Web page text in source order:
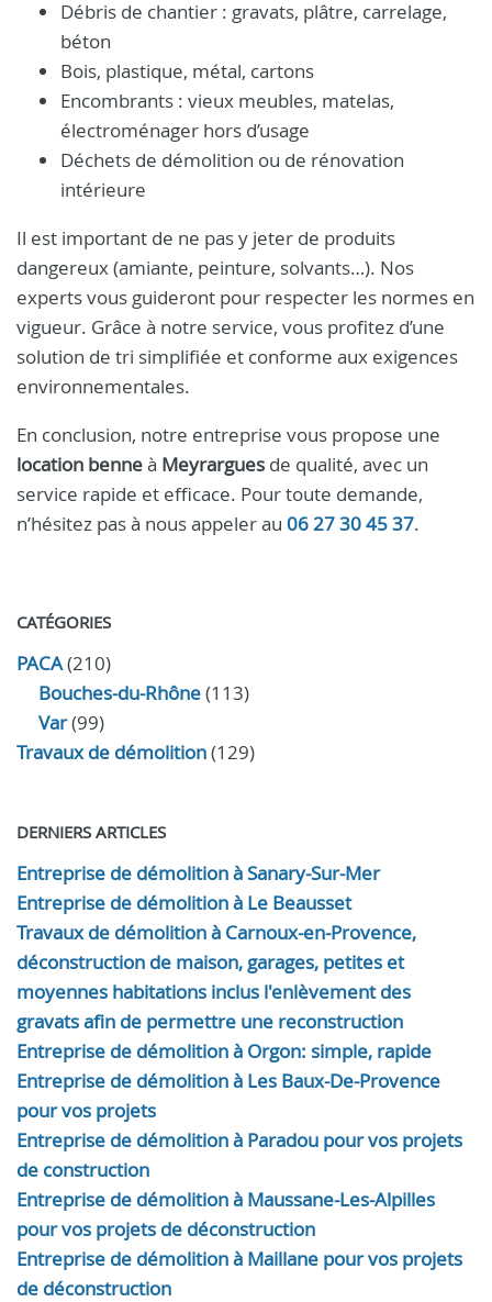
Débris de chantier : gravats, plâtre, carrelage,
béton
Bois, plastique, métal, cartons
Encombrants : vieux meubles, matelas,
électroménager hors d’usage
Déchets de démolition ou de rénovation
intérieure
Il est important de ne pas y jeter de produits
dangereux (amiante, peinture, solvants…). Nos
experts vous guideront pour respecter les normes en
vigueur. Grâce à notre service, vous profitez d’une
solution de tri simplifiée et conforme aux exigences
environnementales.
En conclusion, notre entreprise vous propose une
location benneà Meyrargues de qualité, avec un
service rapide et efficace. Pour toute demande,
n’hésitez pas à nous appeler au 06 27 30 45 37.
CATÉGORIES
PACA(210)
Bouches-du-Rhône(113)
Var(99)
Travaux de démolition(129)
DERNIERS ARTICLES
Entreprise de démolition à Sanary-Sur-Mer
Entreprise de démolition à Le Beausset
Travaux de démolition à Carnoux-en-Provence,
déconstruction de maison, garages, petites et
moyennes habitations inclus l'enlèvement des
gravats afin de permettre une reconstruction
Entreprise de démolition à Orgon: simple, rapide
Entreprise de démolition à Les Baux-De-Provence
pour vos projets
Entreprise de démolition à Paradou pour vos projets
de construction
Entreprise de démolition à Maussane-Les-Alpilles
pour vos projets de déconstruction
Entreprise de démolition à Maillane pour vos projets
de déconstruction